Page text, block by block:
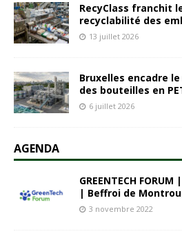
RecyClass franchit
recyclabilité des
13 juillet 2026
Bruxelles encadre
des bouteilles en
6 juillet 2026
AGENDA
GREENTECH
| Beffroi de
3 novembre 2022